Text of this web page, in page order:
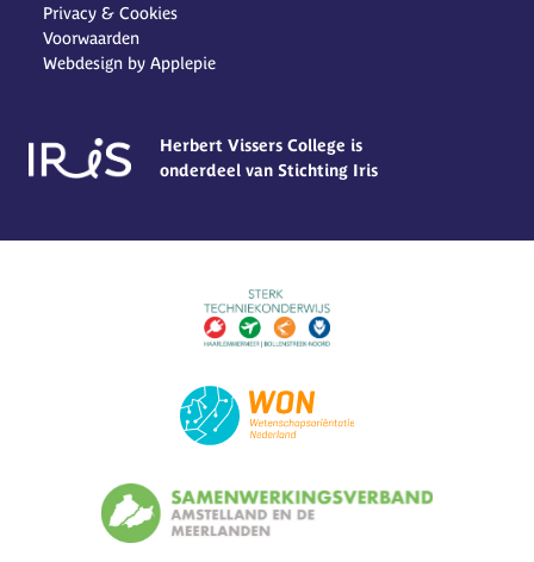
Privacy & Cookies
Voorwaarden
Webdesign by Applepie
Herbert Vissers College is
onderdeel van Stichting Iris